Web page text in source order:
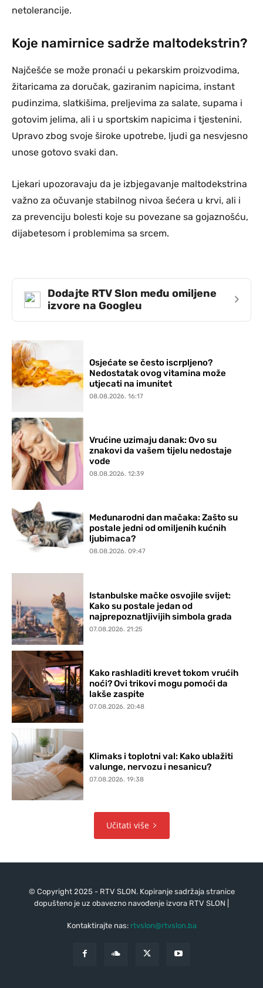
netolerancije.
Koje namirnice sadrže maltodekstrin?
Najčešće se može pronaći u pekarskim proizvodima,
žitaricama za doručak, gaziranim napicima, instant
pudinzima, slatkišima, preljevima za salate, supama i
gotovim jelima, ali i u sportskim napicima i tjestenini.
Upravo zbog svoje široke upotrebe, ljudi ga nesvjesno
unose gotovo svaki dan.
Ljekari upozoravaju da je izbjegavanje maltodekstrina
važno za očuvanje stabilnog nivoa šećera u krvi, ali i
za prevenciju bolesti koje su povezane sa gojaznošću,
dijabetesom i problemima sa srcem.
Dodajte RTV Slon među omiljene
izvore na Googleu
›
Osjećate se često iscrpljeno?
Nedostatak ovog vitamina može
utjecati na imunitet
08.08.2026. 16:17
Vrućine uzimaju danak: Ovo su
znakovi da vašem tijelu nedostaje
vode
08.08.2026. 12:39
Međunarodni dan mačaka: Zašto su
postale jedni od omiljenih kućnih
ljubimaca?
08.08.2026. 09:47
Istanbulske mačke osvojile svijet:
Kako su postale jedan od
najprepoznatljivijih simbola grada
07.08.2026. 21:25
Kako rashladiti krevet tokom vrućih
noći? Ovi trikovi mogu pomoći da
lakše zaspite
07.08.2026. 20:48
Klimaks i toplotni val: Kako ublažiti
valunge, nervozu i nesanicu?
07.08.2026. 19:38
Učitati više
© Copyright 2025 - RTV SLON. Kopiranje sadržaja stranice
dopušteno je uz obavezno navođenje izvora RTV SLON |
Kontaktirajte nas: rtvslon@rtvslon.ba